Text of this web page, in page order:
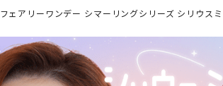
フェアリーワンデー シマーリングシリーズ シリウス